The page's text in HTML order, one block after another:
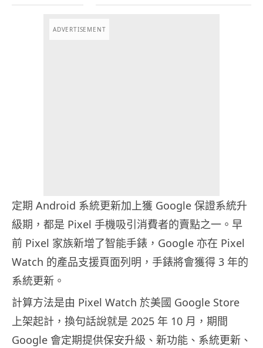
ADVERTISEMENT
定期 Android 系統更新加上獲 Google 保證系統升
級期，都是 Pixel 手機吸引消費者的賣點之一。早
前 Pixel 家族新增了智能手錶，Google 亦在 Pixel
Watch 的產品支援頁面列明，手錶將會獲得 3 年的
系統更新。
計算方法是由 Pixel Watch 於美國 Google Store
上架起計，換句話說就是 2025 年 10 月，期間
Google 會定期提供保安升級、新功能、系統更新、